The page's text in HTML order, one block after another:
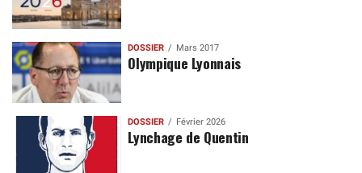
DOSSIER Mars 2017
Olympique Lyonnais
DOSSIER Février 2026
Lynchage de Quentin